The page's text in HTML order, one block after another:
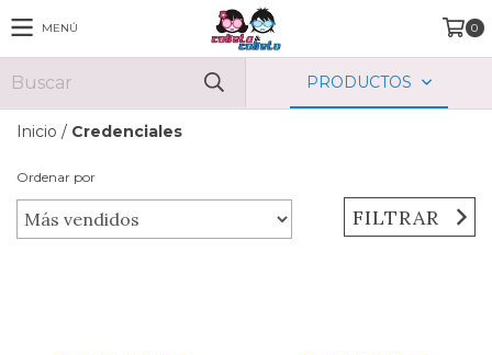
MENÚ 0
PRODUCTOS
Inicio / Credenciales
Ordenar por
FILTRAR